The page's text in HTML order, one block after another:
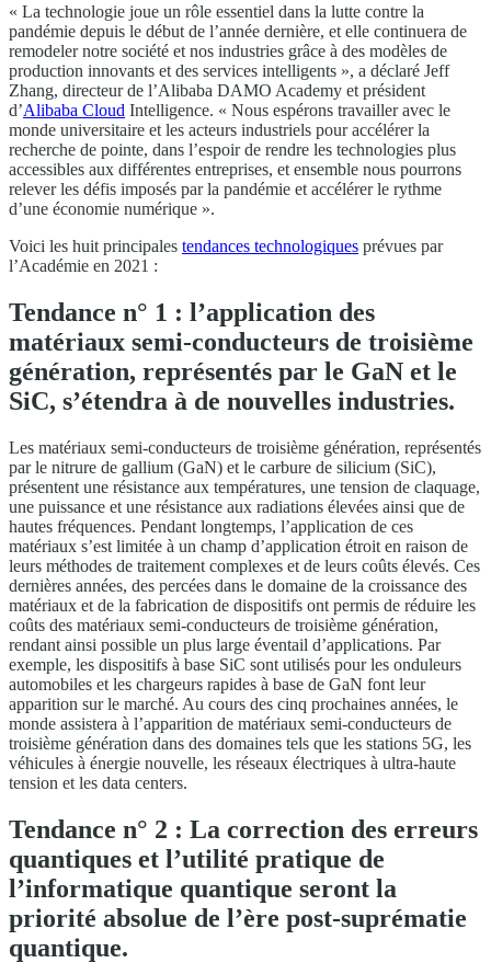
« La technologie joue un rôle essentiel dans la lutte contre la
pandémie depuis le début de l’année dernière, et elle continuera de
remodeler notre société et nos industries grâce à des modèles de
production innovants et des services intelligents », a déclaré Jeff
Zhang, directeur de l’Alibaba DAMO Academy et président
d’Alibaba Cloud Intelligence. « Nous espérons travailler avec le
monde universitaire et les acteurs industriels pour accélérer la
recherche de pointe, dans l’espoir de rendre les technologies plus
accessibles aux différentes entreprises, et ensemble nous pourrons
relever les défis imposés par la pandémie et accélérer le rythme
d’une économie numérique ».
Voici les huit principales tendances technologiques prévues par
l’Académie en 2021 :
Tendance n° 1 : l’application des
matériaux semi-conducteurs de troisième
génération, représentés par le GaN et le
SiC, s’étendra à de nouvelles industries.
Les matériaux semi-conducteurs de troisième génération, représentés
par le nitrure de gallium (GaN) et le carbure de silicium (SiC),
présentent une résistance aux températures, une tension de claquage,
une puissance et une résistance aux radiations élevées ainsi que de
hautes fréquences. Pendant longtemps, l’application de ces
matériaux s’est limitée à un champ d’application étroit en raison de
leurs méthodes de traitement complexes et de leurs coûts élevés. Ces
dernières années, des percées dans le domaine de la croissance des
matériaux et de la fabrication de dispositifs ont permis de réduire les
coûts des matériaux semi-conducteurs de troisième génération,
rendant ainsi possible un plus large éventail d’applications. Par
exemple, les dispositifs à base SiC sont utilisés pour les onduleurs
automobiles et les chargeurs rapides à base de GaN font leur
apparition sur le marché. Au cours des cinq prochaines années, le
monde assistera à l’apparition de matériaux semi-conducteurs de
troisième génération dans des domaines tels que les stations 5G, les
véhicules à énergie nouvelle, les réseaux électriques à ultra-haute
tension et les data centers.
Tendance n° 2 : La correction des erreurs
quantiques et l’utilité pratique de
l’informatique quantique seront la
priorité absolue de l’ère post-suprématie
quantique.